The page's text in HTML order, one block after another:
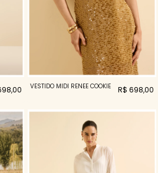
VESTIDO MIDI RENEE COOKIE R$ 698,00